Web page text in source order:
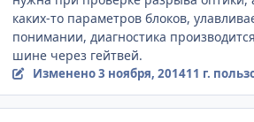
каких-то параметров блоков,
понимании, диагностика
шине через гейтвей.
Изменено3 ноября, 201411 г.